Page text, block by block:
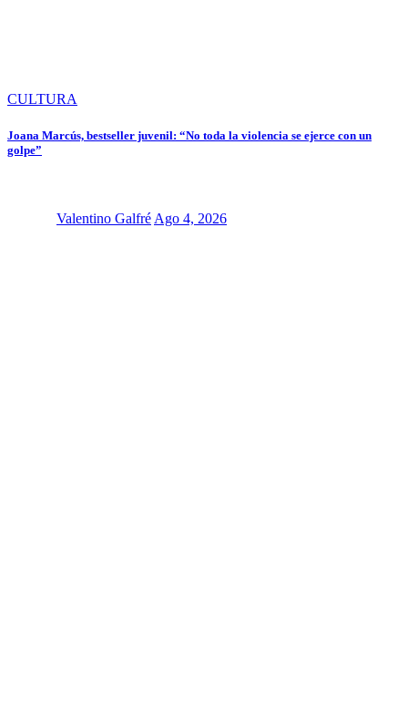
CULTURA
Joana Marcús, bestseller juvenil: “No toda la violencia se ejerce con un
golpe”
Valentino Galfré Ago 4, 2026